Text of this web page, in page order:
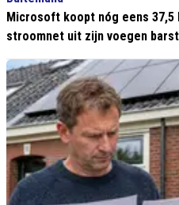
Microsoft koopt nóg eens
stroomnet uit zijn voegen